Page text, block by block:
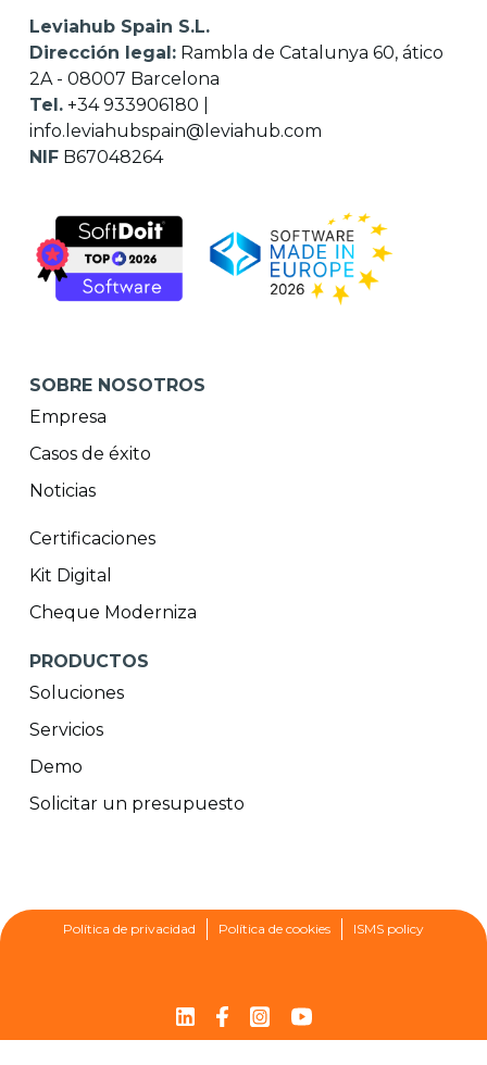
Leviahub Spain S.L.
Dirección legal: Rambla de Catalunya 60, ático
2A - 08007 Barcelona
Tel. +34 933906180
info.leviahubspain@leviahub.com
NIF B67048264
SOBRE NOSOTROS
Empresa
Casos de éxito
Noticias
Certificaciones
Kit Digital
Cheque Moderniza
PRODUCTOS
Soluciones
Servicios
Demo
Solicitar un presupuesto
Política de privacidad Política de cookies ISMS policy